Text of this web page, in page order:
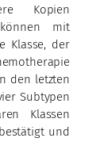
Kopien
mit
Klasse, der
den letzten
Subtypen
Klassen
und